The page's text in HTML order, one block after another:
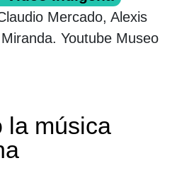
Mercado, Alexis
Youtube Museo
la música